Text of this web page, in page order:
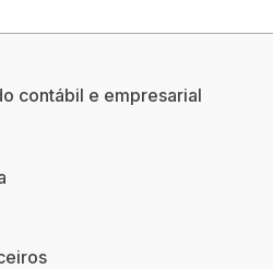
contábil e empresarial